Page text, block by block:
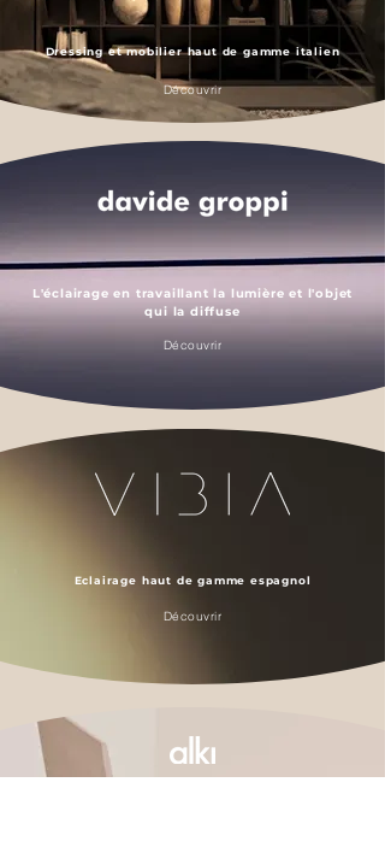
Dressing et mobilier haut de gamme italien
Découvrir
L'éclairage en travaillant la lumière et l'objet
qui la diffuse
Découvrir
Eclairage haut de gamme espagnol
Découvrir